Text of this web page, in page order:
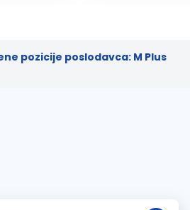
pozicije poslodavca: M Plus